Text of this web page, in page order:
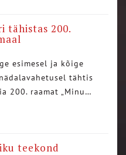
tähistas 200.
esimesel ja kõige
tähtis
200. raamat „Minu…
teekond